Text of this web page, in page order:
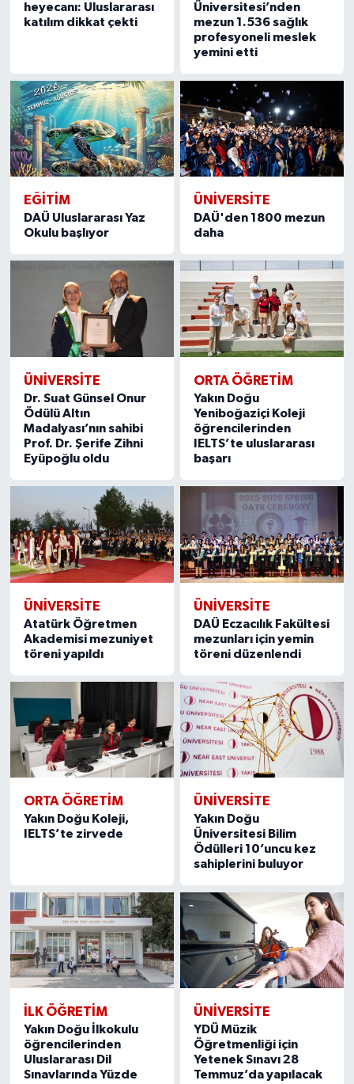
heyecanı: Uluslararası
katılım dikkat çekti
Üniversitesi’nden
mezun 1.536 sağlık
profesyoneli meslek
yemini etti
EĞİTİM
DAÜ Uluslararası Yaz
Okulu başlıyor
ÜNIVERSITE
DAÜ'den 1800 mezun
daha
ÜNIVERSITE
Dr. Suat Günsel Onur
Ödülü Altın
Madalyası’nın sahibi
Prof. Dr. Şerife Zihni
Eyüpoğlu oldu
ORTA ÖĞRETIM
Yakın Doğu
Yeniboğaziçi Koleji
öğrencilerinden
IELTS’te uluslararası
başarı
ÜNIVERSITE
Atatürk Öğretmen
Akademisi mezuniyet
töreni yapıldı
ÜNIVERSITE
DAÜ Eczacılık Fakültesi
mezunları için yemin
töreni düzenlendi
ORTA ÖĞRETIM
Yakın Doğu Koleji,
IELTS’te zirvede
ÜNIVERSITE
Yakın Doğu
Üniversitesi Bilim
Ödülleri 10’uncu kez
sahiplerini buluyor
İLK ÖĞRETIM
Yakın Doğu İlkokulu
öğrencilerinden
Uluslararası Dil
Sınavlarında Yüzde
ÜNIVERSITE
YDÜ Müzik
Öğretmenliği için
Yetenek Sınavı 28
Temmuz’da yapılacak